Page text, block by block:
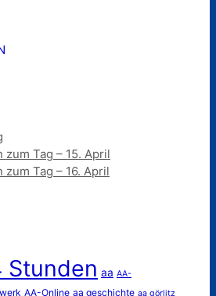
zum Tag – 15. April
zum Tag – 16. April
Stunden aa AA-
AA-Online aa geschichte aa görlitz